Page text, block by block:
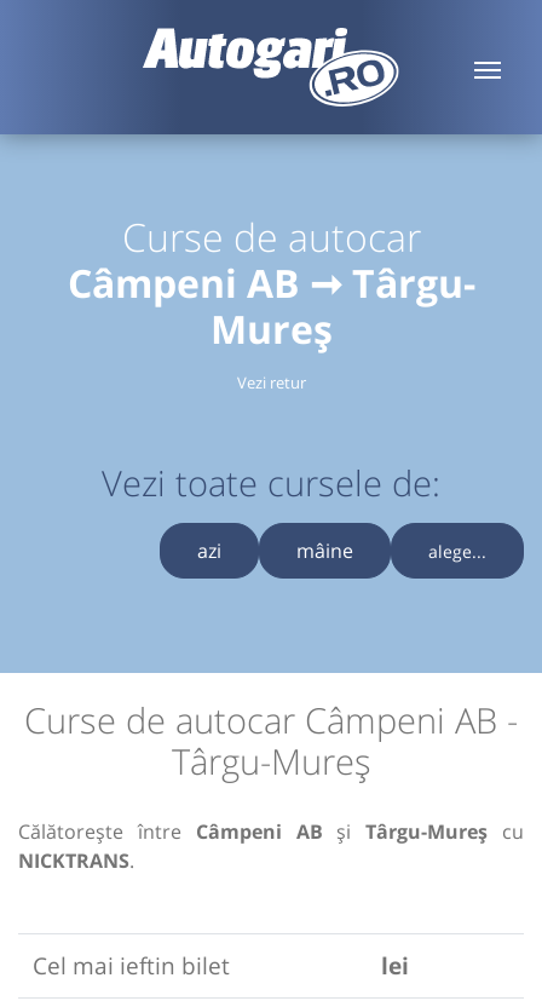
Curse de autocar
Câmpeni AB ➞ Târgu-
Mureș
Vezi retur
Vezi toate cursele de:
azi mâine alege...
Curse de autocar Câmpeni AB -
Târgu-Mureș
Călătorește între Câmpeni AB șiTârgu-Mureș cu
NICKTRANS.
Cel mai ieftin bilet
lei